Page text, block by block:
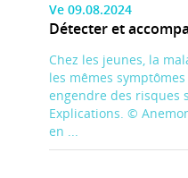
Ve 09.08.2024
Détecter et
Chez les jeunes, la
les mêmes
engendre des risques
Explications. ©
en ...